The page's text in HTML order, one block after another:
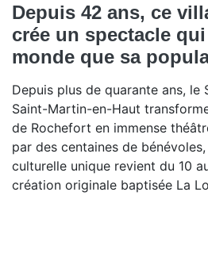
Depuis 42 ans, ce
crée un spectacle
monde que sa
Depuis plus de quarante ans, le
Saint-Martin-en-Haut
de Rochefort en immense
par des centaines de
culturelle unique revient du 10
création originale baptisée La